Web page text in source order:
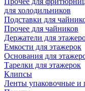
для холодильников
Подставки для
Прочее для чайников
Держатели для
Емкости для этажерок
Основания для
Тарелки для этажерок
Клипсы
Ленты упаковочные и